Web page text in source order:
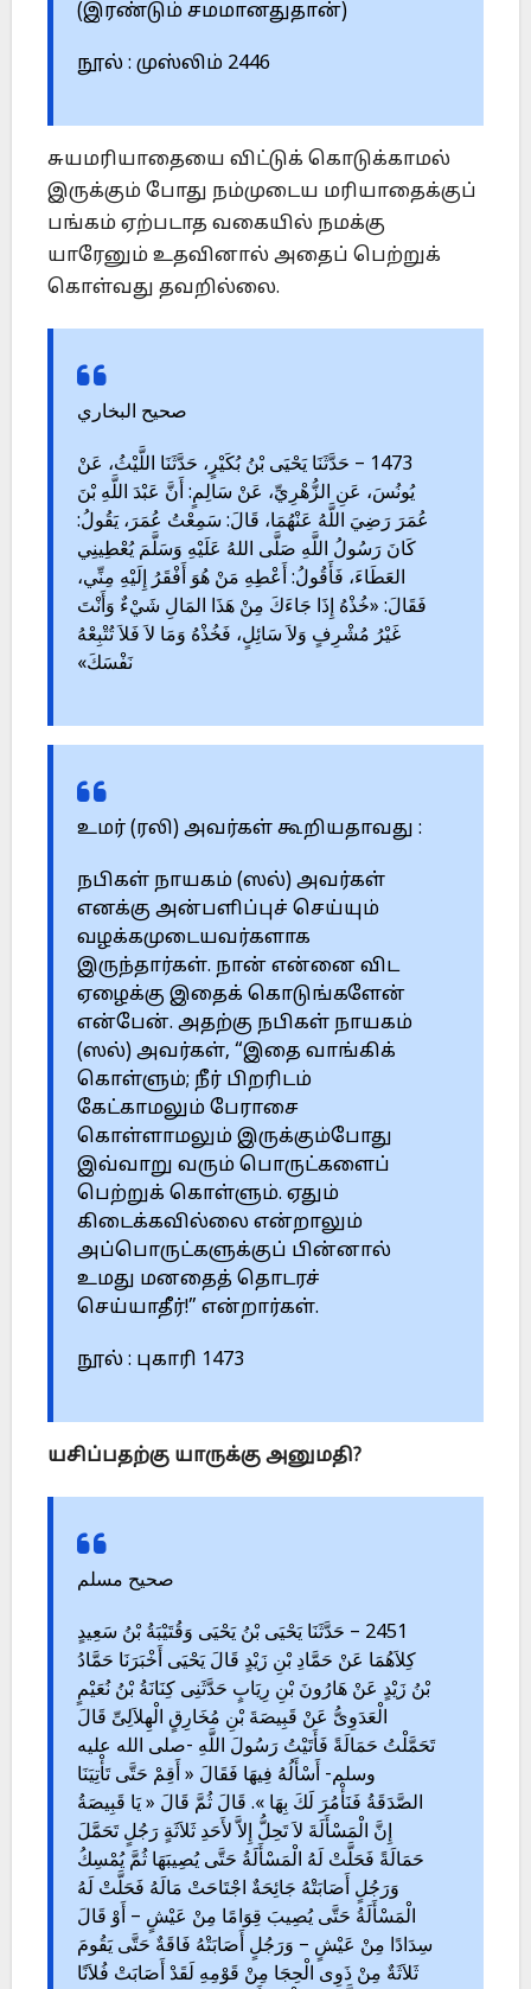
(இரண்டும் சமமானதுதான்)
நூல் : முஸ்லிம் 2446
சுயமரியாதையை விட்டுக் கொடுக்காமல்
இருக்கும் போது நம்முடைய மரியாதைக்குப்
பங்கம் ஏற்படாத வகையில் நமக்கு
யாரேனும் உதவினால் அதைப் பெற்றுக்
கொள்வது தவறில்லை.
صحيح البخاري
1473 – حَدَّثَنَا يَحْيَى بْنُ بُكَيْرٍ، حَدَّثَنَا اللَّيْثُ، عَنْ
يُونُسَ، عَنِ الزُّهْرِيِّ، عَنْ سَالِمٍ: أَنَّ عَبْدَ اللَّهِ بْنَ
عُمَرَ رَضِيَ اللَّهُ عَنْهُمَا، قَالَ: سَمِعْتُ عُمَرَ، يَقُولُ:
كَانَ رَسُولُ اللَّهِ صَلَّى اللهُ عَلَيْهِ وَسَلَّمَ يُعْطِينِي
العَطَاءَ، فَأَقُولُ: أَعْطِهِ مَنْ هُوَ أَفْقَرُ إِلَيْهِ مِنِّي،
فَقَالَ: «خُذْهُ إِذَا جَاءَكَ مِنْ هَذَا المَالِ شَيْءٌ وَأَنْتَ
غَيْرُ مُشْرِفٍ وَلاَ سَائِلٍ، فَخُذْهُ وَمَا لاَ فَلاَ تُتْبِعْهُ
نَفْسَكَ»
உமர் (ரலி) அவர்கள் கூறியதாவது :
நபிகள் நாயகம் (ஸல்) அவர்கள்
எனக்கு அன்பளிப்புச் செய்யும்
வழக்கமுடையவர்களாக
இருந்தார்கள். நான் என்னை விட
ஏழைக்கு இதைக் கொடுங்களேன்
என்பேன். அதற்கு நபிகள் நாயகம்
(ஸல்) அவர்கள், “இதை வாங்கிக்
கொள்ளும்; நீர் பிறரிடம்
கேட்காமலும் பேராசை
கொள்ளாமலும் இருக்கும்போது
இவ்வாறு வரும் பொருட்களைப்
பெற்றுக் கொள்ளும். ஏதும்
கிடைக்கவில்லை என்றாலும்
அப்பொருட்களுக்குப் பின்னால்
உமது மனதைத் தொடரச்
செய்யாதீர்!” என்றார்கள்.
நூல் : புகாரி 1473
யசிப்பதற்கு யாருக்கு அனுமதி?
صحيح مسلم
2451 – حَدَّثَنَا يَحْيَى بْنُ يَحْيَى وَقُتَيْبَةُ بْنُ سَعِيدٍ
كِلاَهُمَا عَنْ حَمَّادِ بْنِ زَيْدٍ قَالَ يَحْيَى أَخْبَرَنَا حَمَّادُ
بْنُ زَيْدٍ عَنْ هَارُونَ بْنِ رِيَابٍ حَدَّثَنِى كِنَانَةُ بْنُ نُعَيْمٍ
الْعَدَوِىُّ عَنْ قَبِيصَةَ بْنِ مُخَارِقٍ الْهِلاَلِىِّ قَالَ
تَحَمَّلْتُ حَمَالَةً فَأَتَيْتُ رَسُولَ اللَّهِ -صلى الله عليه
وسلم- أَسْأَلُهُ فِيهَا فَقَالَ « أَقِمْ حَتَّى تَأْتِيَنَا
الصَّدَقَةُ فَنَأْمُرَ لَكَ بِهَا ». قَالَ ثُمَّ قَالَ « يَا قَبِيصَةُ
إِنَّ الْمَسْأَلَةَ لاَ تَحِلُّ إِلاَّ لأَحَدِ ثَلاَثَةٍ رَجُلٍ تَحَمَّلَ
حَمَالَةً فَحَلَّتْ لَهُ الْمَسْأَلَةُ حَتَّى يُصِيبَهَا ثُمَّ يُمْسِكُ
وَرَجُلٍ أَصَابَتْهُ جَائِحَةٌ اجْتَاحَتْ مَالَهُ فَحَلَّتْ لَهُ
الْمَسْأَلَةُ حَتَّى يُصِيبَ قِوَامًا مِنْ عَيْشٍ – أَوْ قَالَ
سِدَادًا مِنْ عَيْشٍ – وَرَجُلٍ أَصَابَتْهُ فَاقَةٌ حَتَّى يَقُومَ
ثَلاَثَةٌ مِنْ ذَوِى الْحِجَا مِنْ قَوْمِهِ لَقَدْ أَصَابَتْ فُلاَنًا